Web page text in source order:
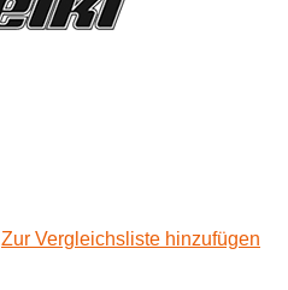
Zur Vergleichsliste hinzufügen